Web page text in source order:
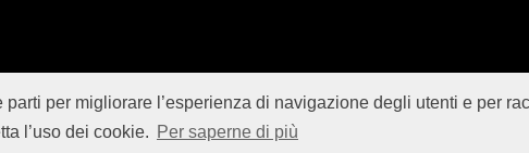
per migliorare l’esperienza di navigazione degli utenti e per
l’uso dei cookie. Per saperne di più
dall’Istituto Superiore di Sanità (ISS) -Disclaimer -Cookie